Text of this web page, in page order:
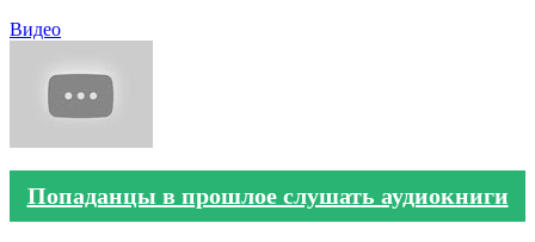
Видео
Попаданцы в прошлое слушать аудиокниги